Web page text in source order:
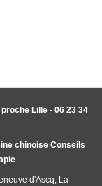
Lille - 06 23 34
chinoise Conseils
d'Ascq, La